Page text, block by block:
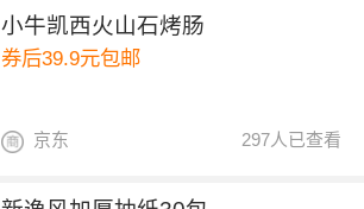
小牛凯西火山石烤肠
券后39.9元包邮
297人已查看
京东